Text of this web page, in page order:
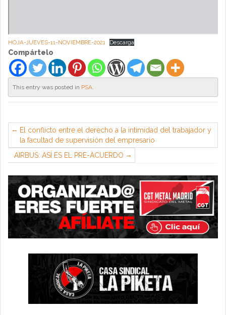
HOJA-JUEVES-11-NOVIEMBRE-2021 Descarga
Compártelo
This entry was posted in PSA.
El conflicto entre el derecho a la intimidad del trabajador y
la facultad de supervisión del empresario
AIRBUS: ASÍ ES EL PRE-ACUERDO